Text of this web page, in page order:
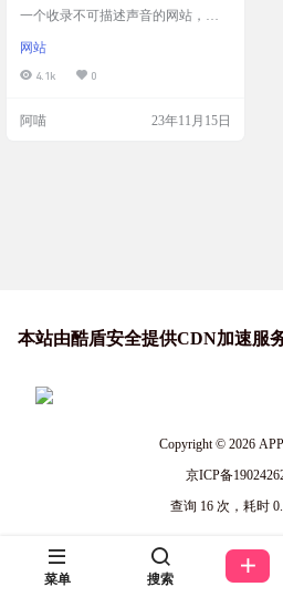
声音收藏馆
一个收录不可描述声音的网站，收
的，100%真实。你也可以上传分享
自己的 不敢打开，不适合工作场景
ary.com/
网站
4.1k 0
阿喵 23年11月15日
本站由酷盾安全提供CDN加速服
Copyright © 2026
京ICP备
查询 16 次，耗时
菜单 搜索